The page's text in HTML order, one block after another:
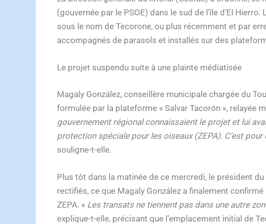
(gouvernée par le PSOE) dans le sud de l’île d’El
sous le nom de Tecorone, ou plus récemment et par
accompagnés de parasols et installés sur des
Le projet suspendu suite à une plainte médiatisée
Magaly González, conseillère municipale chargée du
formulée par la plateforme « Salvar Tacorón », relayée
gouvernement régional connaissaient le projet et lui
protection spéciale pour les oiseaux (ZEPA). C’est
souligne-t-elle.
Plus tôt dans la matinée de ce mercredi, le président
rectifiés, ce que Magaly González a finalement
ZEPA. « Les transats ne tiennent pas dans une autre
explique-t-elle, précisant que l’emplacement initial de